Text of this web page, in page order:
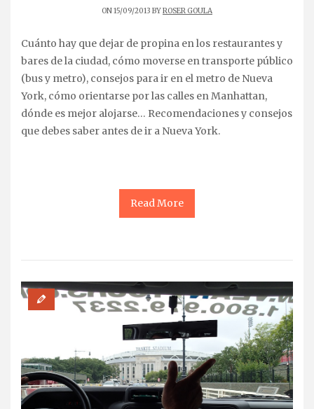
ON 15/09/2013 BYROSER GOULA
Cuánto hay que dejar de propina en los restaurantes y
bares de la ciudad, cómo moverse en transporte público
(bus y metro), consejos para ir en el metro de Nueva
York, cómo orientarse por las calles en Manhattan,
dónde es mejor alojarse… Recomendaciones y consejos
que debes saber antes de ir a Nueva York.
Read More